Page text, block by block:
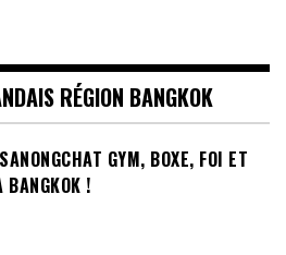
RÉGION BANGKOK
GYM, BOXE, FOI ET
BANGKOK !